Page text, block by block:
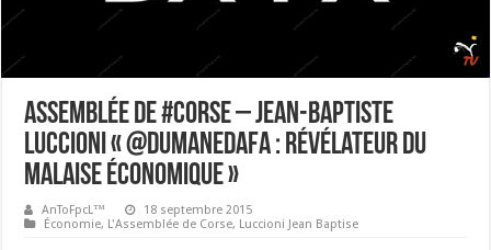
Assemblée de #Corse – Jean-Baptiste
LUCCIONI « @DumaneDaFa : révélateur du
malaise économique »
AnToFpcL™
18 septembre 2015
Économie, L'Assemblée de Corse, Luccioni Jean Baptise